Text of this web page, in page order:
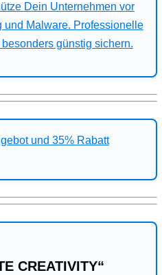
Dein Unternehmen vor
und Malware. Professionelle
günstig sichern.
CREATIVITY“